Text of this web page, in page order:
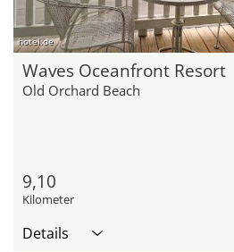
hotel.de
Waves Oceanfront Resort
Old Orchard Beach
9,10
Kilometer
Details